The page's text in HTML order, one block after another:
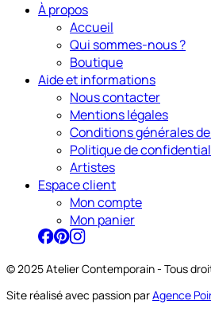
À propos
Accueil
Qui sommes-nous ?
Boutique
Aide et informations
Nous contacter
Mentions légales
Conditions générales
Politique de
Artistes
Espace client
Mon compte
Mon panier
© 2025 Atelier Contemporain - Tous
Site réalisé avec passion parAgence